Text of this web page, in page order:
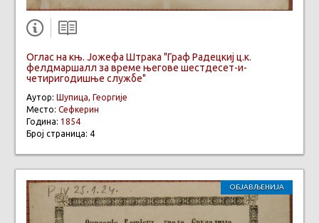
Оглас на књ. Јожефа Штрака "Граф Радецкиј ц.к.
фелдмаршалл за време његове шестдесет-и-
четиригодишње службе"
Аутор: Шупица, Георгије
Место: Сефкерин
Година: 1854
Број страница: 4
ОБЈАВЉЕНИЈА